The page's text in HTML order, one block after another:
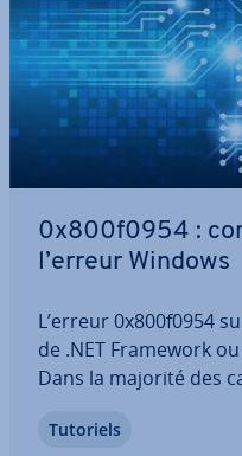
0x800f0954 :
l’erreur Windows
L’erreur 0x800f0954
de .NET Framework
Dans la majorité des
être installée : .NET
Tutoriels